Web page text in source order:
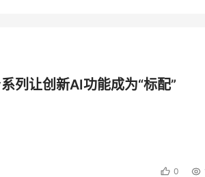
列让创新AI功能成为“标配”
0